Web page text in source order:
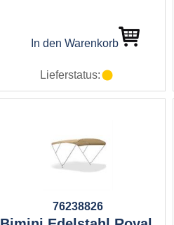
In den Warenkorb
Lieferstatus:
76238826